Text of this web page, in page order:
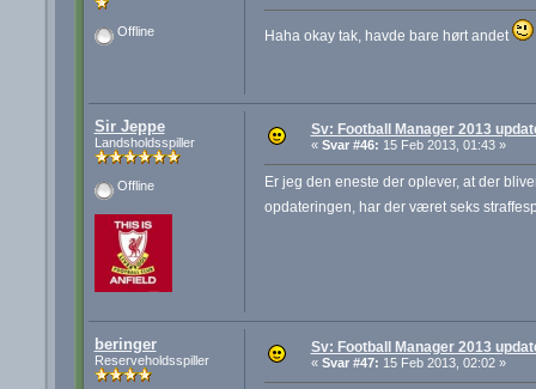
Offline Haha okay tak, havde bare hørt andet
Sir Jeppe
Landsholdsspiller
Offline
Sv: Football Manager 2013
« Svar #46: 15 Feb 2013, 01:43 »
Er jeg den eneste der oplever, at der
opdateringen, har der været seks
beringer
Reserveholdsspiller
Sv: Football Manager 2013
« Svar #47: 15 Feb 2013, 02:02 »